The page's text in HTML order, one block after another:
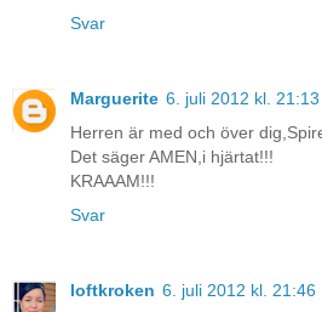
Svar
Marguerite 6. juli 2012 kl. 21:13
Herren är med och över
Det säger AMEN,i hjärtat!!!
KRAAAM!!!
Svar
loftkroken 6. juli 2012 kl. 21:46